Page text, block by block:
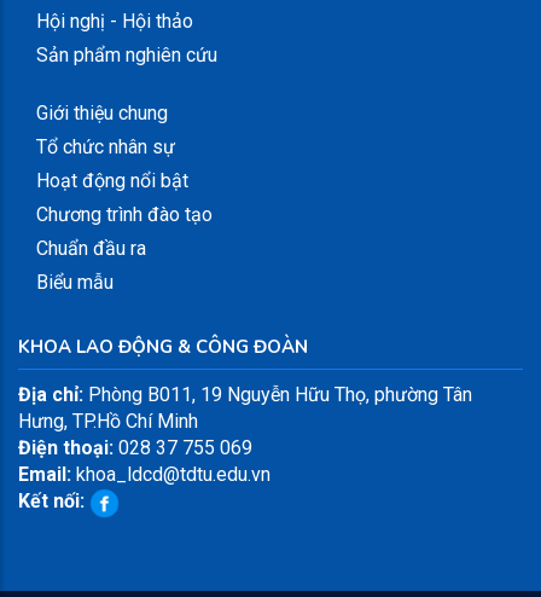
Hội nghị - Hội thảo
Sản phẩm nghiên cứu
Giới thiệu chung
Tổ chức nhân sự
Hoạt động nổi bật
Chương trình đào tạo
Chuẩn đầu ra
Biểu mẫu
KHOA LAO ĐỘNG & CÔNG ĐOÀN
Địa chỉ: Phòng B011, 19 Nguyễn Hữu Thọ, phường Tân
Hưng, TP.Hồ Chí Minh
Điện thoại: 028 37 755 069
Email: khoa_ldcd@tdtu.edu.vn
Kết nối: